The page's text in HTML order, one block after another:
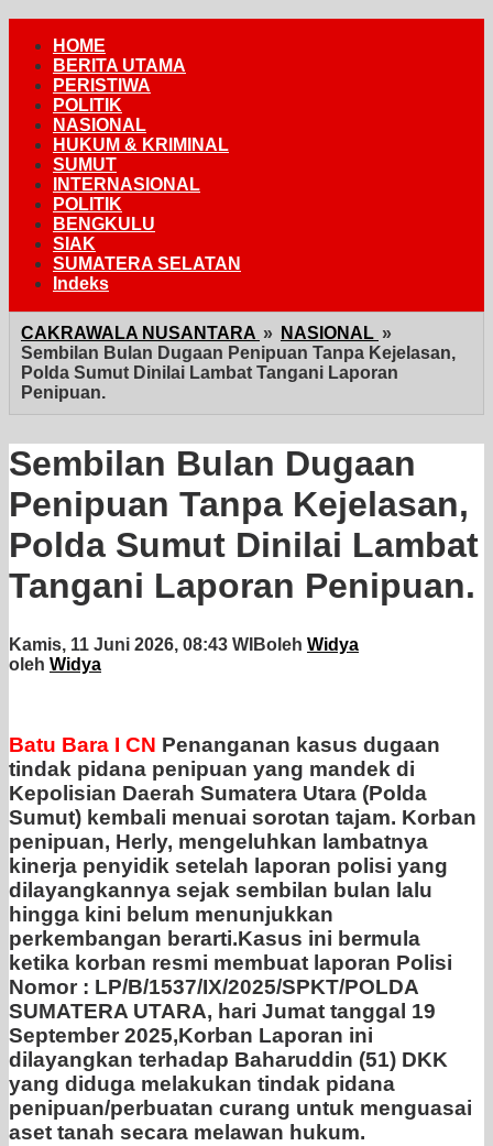
HOME
BERITA UTAMA
PERISTIWA
POLITIK
NASIONAL
HUKUM & KRIMINAL
SUMUT
INTERNASIONAL
POLITIK
BENGKULU
SIAK
SUMATERA SELATAN
Indeks
CAKRAWALA NUSANTARA » NASIONAL »
Sembilan Bulan Dugaan Penipuan Tanpa Kejelasan,
Polda Sumut Dinilai Lambat Tangani Laporan
Penipuan.
Sembilan Bulan Dugaan
Penipuan Tanpa Kejelasan,
Polda Sumut Dinilai Lambat
Tangani Laporan Penipuan.
Kamis, 11 Juni 2026, 08:43 WIBoleh Widya
oleh Widya
Batu Bara I CN Penanganan kasus dugaan
tindak pidana penipuan yang mandek di
Kepolisian Daerah Sumatera Utara (Polda
Sumut) kembali menuai sorotan tajam. Korban
penipuan, Herly, mengeluhkan lambatnya
kinerja penyidik setelah laporan polisi yang
dilayangkannya sejak sembilan bulan lalu
hingga kini belum menunjukkan
perkembangan berarti.Kasus ini bermula
ketika korban resmi membuat laporan Polisi
Nomor : LP/B/1537/IX/2025/SPKT/POLDA
SUMATERA UTARA, hari Jumat tanggal 19
September 2025,Korban Laporan ini
dilayangkan terhadap Baharuddin (51) DKK
yang diduga melakukan tindak pidana
penipuan/perbuatan curang untuk menguasai
aset tanah secara melawan hukum.